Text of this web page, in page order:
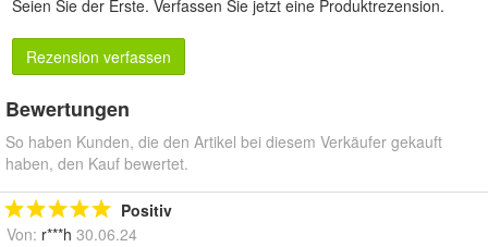
Seien Sie der Erste. Verfassen Sie jetzt eine Produktrezension.
Rezension verfassen
Bewertungen
So haben Kunden, die den Artikel bei diesem Verkäufer gekauft
haben, den Kauf bewertet.
Positiv
Von: r***h 30.06.24